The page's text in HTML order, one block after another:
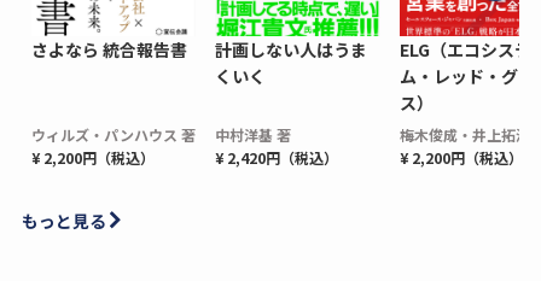
さよなら 統合報告書
ウィルズ・パンハウス 著
¥ 2,200円（税込）
計画しない人はうま
くいく
中村洋基 著
¥ 2,420円（税込）
ELG（エコシステ
ム・レッド・グロ
ス）
梅木俊成・井上拓海
¥ 2,200円（税込）
もっと見る